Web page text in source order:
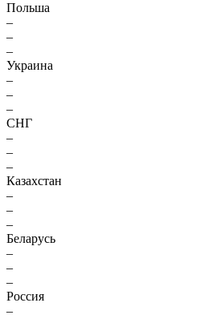
Польша
–
–
–
Украина
–
–
–
СНГ
–
–
–
Казахстан
–
–
–
Беларусь
–
–
–
Россия
–